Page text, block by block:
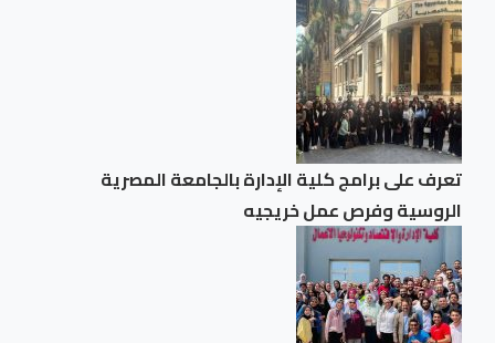
تعرف على برامج كلية الإدارة بالجامعة المصرية
الروسية وفرص عمل خريجيه